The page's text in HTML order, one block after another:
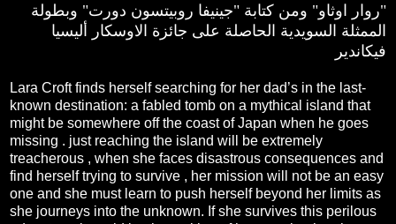
"روار اوثاو" ومن كتابة "جينيفا روبيتسون دورت" وبطولة
الممثلة السويدية الحاصلة على جائزة الاوسكار أليسيا
فيكاندير
Lara Croft finds herself searching for her dad’s in the last-
known destination: a fabled tomb on a mythical island that
might be somewhere off the coast of Japan when he goes
missing . just reaching the island will be extremely
treacherous , when she faces disastrous consequences and
find herself trying to survive , her mission will not be an easy
one and she must learn to push herself beyond her limits as
she journeys into the unknown. If she survives this perilous